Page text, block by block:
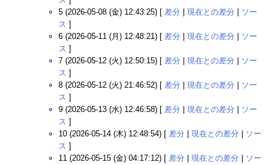
5 (2026-05-08 (金) 12:43:25) [ 差分 現在との差分
ソー
ス ]
6 (2026-05-11 (月) 12:48:21) [ 差分 現在との差分
ソー
ス ]
7 (2026-05-12 (火) 12:50:15) [ 差分 現在との差分
ソー
ス ]
8 (2026-05-12 (火) 21:46:52) [ 差分 現在との差分
ソー
ス ]
9 (2026-05-13 (水) 12:46:58) [ 差分 現在との差分
ソー
ス ]
10 (2026-05-14 (木) 12:48:54) [ 差分 現在との差分
ソー
ス ]
11 (2026-05-15 (金) 04:17:12) [ 差分 現在との差分
ソー